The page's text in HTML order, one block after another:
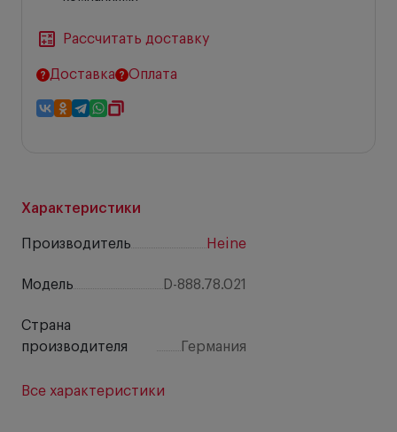
Характеристики
Производитель Heine
Модель D-888.78.021
Страна
производителя
Германия
Все характеристики
Рассчитать доставку
Доставка Оплата